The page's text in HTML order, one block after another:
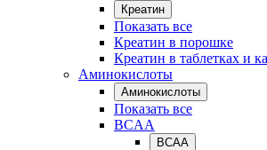
Креатин
Показать все
Креатин в порошке
Креатин в таблетках и
Аминокислоты
Аминокислоты
Показать все
BCAA
BCAA